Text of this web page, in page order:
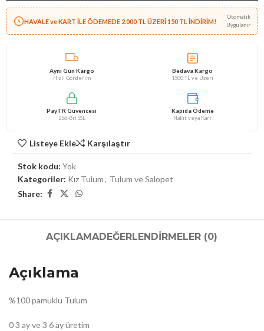
HAVALE ve KART İLE ÖDEMEDE 2.000 TL ÜZERİ 150 TL İNDİRİM!
Otomatik
Uygulanır
Aynı Gün Kargo
Hızlı Gönderim
Bedava Kargo
1500 TL ve Üzeri
PayTR Güvencesi
256-Bit SSL
Kapıda Ödeme
Nakit veya Kart
Listeye Ekle Karşılaştır
Stok kodu: Yok
Kategoriler: Kız Tulum, Tulum ve Salopet
Share:
AÇIKLAMADEĞERLENDIRMELER (0)
Açıklama
%100 pamuklu Tulum
0 3 ay ve 3 6 ay üretim